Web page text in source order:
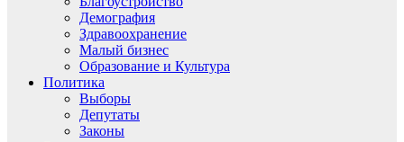
Демография
Здравоохранение
Малый бизнес
Образование и Культура
Политика
Выборы
Депутаты
Законы